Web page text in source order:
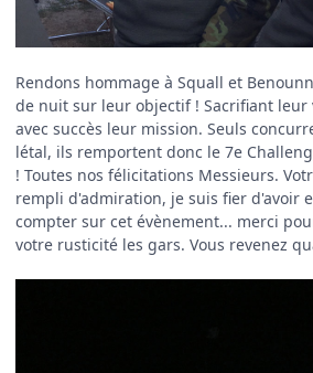
Rendons hommage à Squall et
de nuit sur leur objectif ! Sacrifiant
avec succès leur mission. Seuls
létal, ils remportent donc le 7e
! Toutes nos félicitations Messieurs.
rempli d'admiration, je suis fier d'avoir
compter sur cet évènement... merci
votre rusticité les gars. Vous revenez